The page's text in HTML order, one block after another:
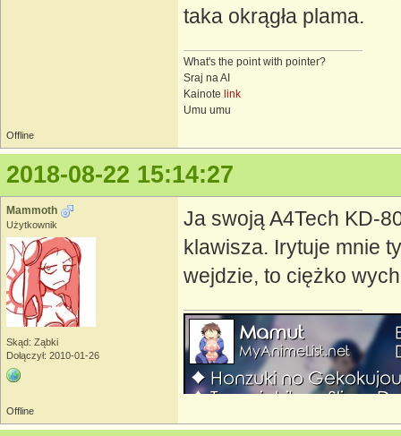
taka okrągła plama.
What's the point with pointer?
Sraj na AI
Kainote link
Umu umu
Offline
2018-08-22 15:14:27
Mammoth
Użytkownik
Skąd: Ząbki
Dołączył: 2010-01-26
Ja swoją A4Tech KD-
klawisza. Irytuje mnie
wejdzie, to ciężko
Offline